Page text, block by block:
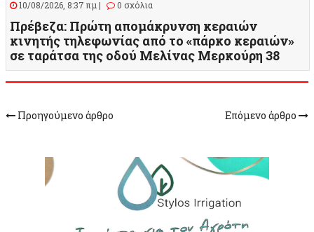
10/08/2026, 8:37 πμ | 0 σχόλια
Πρέβεζα: Πρώτη απομάκρυνση κεραιών
κινητής τηλεφωνίας από το «πάρκο κεραιών»
σε ταράτσα της οδού Μελίνας Μερκούρη 38
Προηγούμενο άρθρο Επόμενο άρθρο